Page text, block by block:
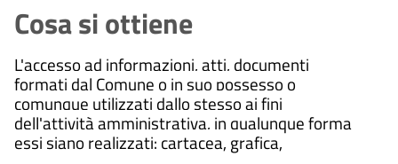
Cosa si ottiene
L'accesso ad informazioni, atti, documenti
formati dal Comune o in suo possesso o
comunque utilizzati dallo stesso ai fini
dell'attività amministrativa, in qualunque forma
essi siano realizzati: cartacea, grafica,